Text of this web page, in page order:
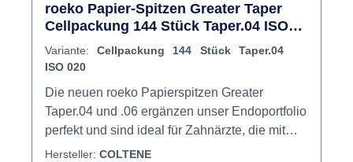
roeko Papier-Spitzen Greater Taper
Cellpackung 144 Stück Taper.04 ISO
020
Variante: Cellpackung 144 Stück Taper.04
ISO 020
Die neuen roeko Papierspitzen Greater
Taper.04 und .06 ergänzen unser Endoportfolio
perfekt und sind ideal für Zahnärzte, die mit
HyFlex CM Feilen und ROEKO Guttapercha-
Hersteller: COLTENE